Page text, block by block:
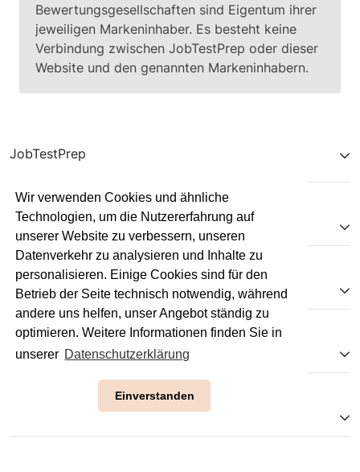
Wir verwenden Cookies und ähnliche
Technologien, um die Nutzererfahrung auf
unserer Website zu verbessern, unseren
Datenverkehr zu analysieren und Inhalte zu
personalisieren. Einige Cookies sind für den
Betrieb der Seite technisch notwendig, während
andere uns helfen, unser Angebot ständig zu
optimieren. Weitere Informationen finden Sie in
unserer Datenschutzerklärung
Einverstanden
Bewertungsgesellschaften sind Eigentum ihrer
jeweiligen Markeninhaber. Es besteht keine
Verbindung zwischen JobTestPrep oder dieser
Website und den genannten Markeninhabern.
JobTestPrep
JTP International
Unternehmen & Kontakt
Kooperationen
Pflichtangaben